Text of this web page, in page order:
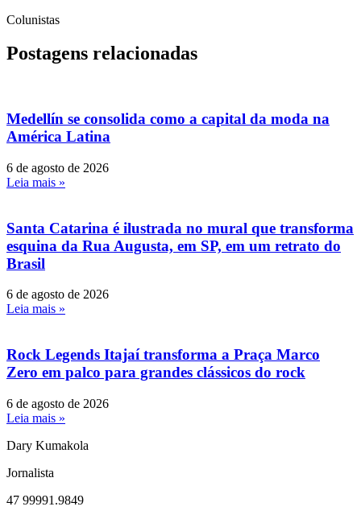
Colunistas
Postagens relacionadas
Medellín se consolida como a capital da moda na
América Latina
6 de agosto de 2026
Leia mais »
Santa Catarina é ilustrada no mural que transforma
esquina da Rua Augusta, em SP, em um retrato do
Brasil
6 de agosto de 2026
Leia mais »
Rock Legends Itajaí transforma a Praça Marco
Zero em palco para grandes clássicos do rock
6 de agosto de 2026
Leia mais »
Dary Kumakola
Jornalista
47 99991.9849